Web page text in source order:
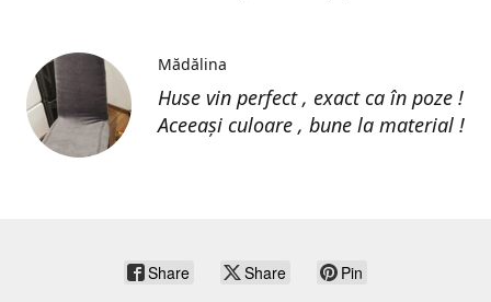
Huse vin perfect , exact ca în poze !
Aceeași culoare , bune la material !
Mădălina
Share Share Pin